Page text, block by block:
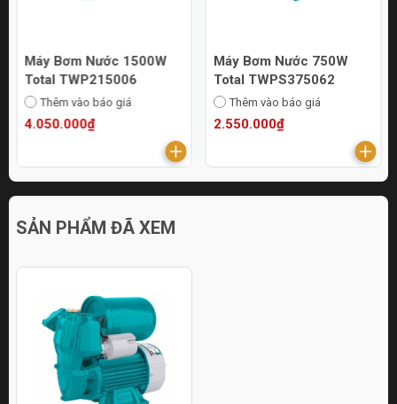
Máy Bơm Nước 1500W
Total TWP215006
Thêm vào báo giá
4.050.000₫
Máy Bơm Nước 750W
Total TWPS375062
Thêm vào báo giá
2.550.000₫
SẢN PHẨM ĐÃ XEM